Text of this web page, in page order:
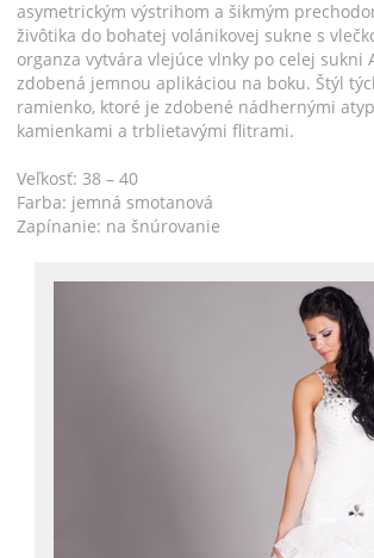
asymetrickým výstrihom a šikmým
živôtika do bohatej volánikovej sukne s
organza vytvára vlejúce vlnky po celej sukni
zdobená jemnou aplikáciou na boku. Štýl
ramienko, ktoré je zdobené nádhernými
kamienkami a trblietavými flitrami.
Veľkosť: 38 – 40
Farba: jemná smotanová
Zapínanie: na šnúrovanie